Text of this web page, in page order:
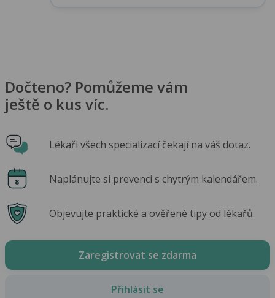
Dočteno? Pomůžeme vám
ještě o kus víc.
Lékaři všech specializací čekají na váš dotaz.
Naplánujte si prevenci s chytrým kalendářem.
Objevujte praktické a ověřené tipy od lékařů.
Zaregistrovat se zdarma
Přihlásit se